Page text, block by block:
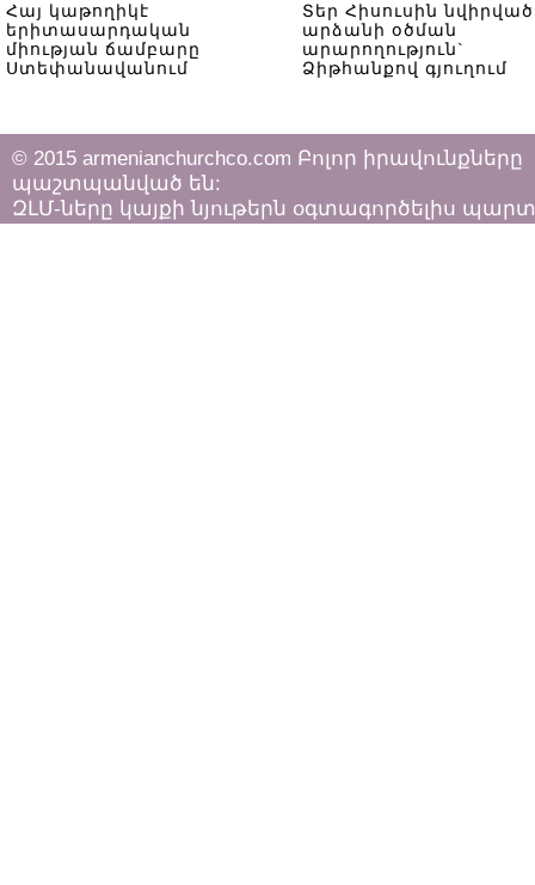
Հայ կաթողիկէ
երիտասարդական
միության ճամբարը
Ստեփանավանում
Տեր Հիսուսին նվիրված
արձանի օծման
արարողություն`
Ձիթհանքով գյուղում
© 2015 armenianchurchco.com Բոլոր իրավունքները
պաշտպանված են:
ԶԼՄ-ները կայքի նյութերն օգտագործելիս